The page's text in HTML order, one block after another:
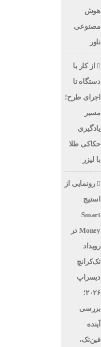
هوش
مصنوعی
ناور
از کار با
دستگاه تا
اجرای طرح؛
مسیر
یادگیری
حکاکی طلا
با لیزر
رونمایی از
استیج
Smart
Money در
رویداد
تک‌کرانچ
دیسراپ
۲۰۲۶؛
بررسی
آینده
فین‌تک،